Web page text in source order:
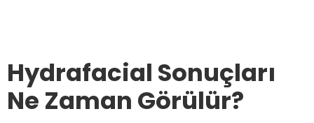
Hydrafacial Sonuçları
Ne Zaman Görülür?